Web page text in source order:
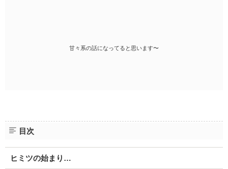
甘々系の話になってると思います〜
目次
ヒミツの始まり…